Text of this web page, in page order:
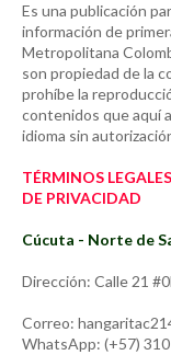
Es una publicación
información de
Metropolitana
son propiedad de la
prohíbe la
contenidos que aquí
idioma sin
TÉRMINOS
DE PRIVACIDAD
Cúcuta - Norte de
Dirección: Calle 21
Correo:
WhatsApp: (+57)